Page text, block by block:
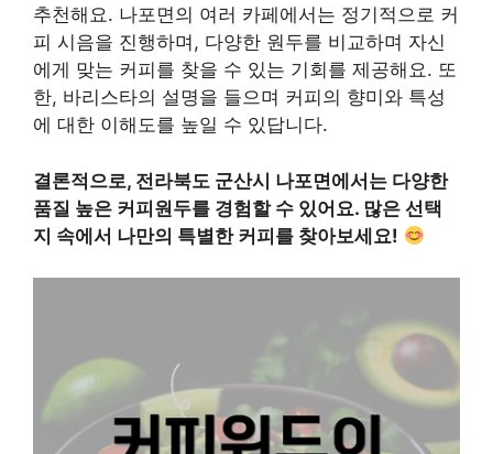
추천해요. 나포면의 여러 카페에서는 정기적으로 커
피 시음을 진행하며, 다양한 원두를 비교하며 자신
에게 맞는 커피를 찾을 수 있는 기회를 제공해요. 또
한, 바리스타의 설명을 들으며 커피의 향미와 특성
에 대한 이해도를 높일 수 있답니다.
결론적으로, 전라북도 군산시 나포면에서는 다양한
품질 높은 커피원두를 경험할 수 있어요. 많은 선택
지 속에서 나만의 특별한 커피를 찾아보세요!